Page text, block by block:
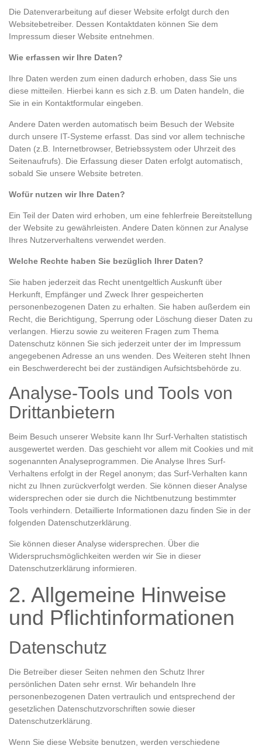
Die Datenverarbeitung auf dieser Website erfolgt durch den
Websitebetreiber. Dessen Kontaktdaten können Sie dem
Impressum dieser Website entnehmen.
Wie erfassen wir Ihre Daten?
Ihre Daten werden zum einen dadurch erhoben, dass Sie uns
diese mitteilen. Hierbei kann es sich z.B. um Daten handeln, die
Sie in ein Kontaktformular eingeben.
Andere Daten werden automatisch beim Besuch der Website
durch unsere IT-Systeme erfasst. Das sind vor allem technische
Daten (z.B. Internetbrowser, Betriebssystem oder Uhrzeit des
Seitenaufrufs). Die Erfassung dieser Daten erfolgt automatisch,
sobald Sie unsere Website betreten.
Wofür nutzen wir Ihre Daten?
Ein Teil der Daten wird erhoben, um eine fehlerfreie Bereitstellung
der Website zu gewährleisten. Andere Daten können zur Analyse
Ihres Nutzerverhaltens verwendet werden.
Welche Rechte haben Sie bezüglich Ihrer Daten?
Sie haben jederzeit das Recht unentgeltlich Auskunft über
Herkunft, Empfänger und Zweck Ihrer gespeicherten
personenbezogenen Daten zu erhalten. Sie haben außerdem ein
Recht, die Berichtigung, Sperrung oder Löschung dieser Daten zu
verlangen. Hierzu sowie zu weiteren Fragen zum Thema
Datenschutz können Sie sich jederzeit unter der im Impressum
angegebenen Adresse an uns wenden. Des Weiteren steht Ihnen
ein Beschwerderecht bei der zuständigen Aufsichtsbehörde zu.
Analyse-Tools und Tools von
Drittanbietern
Beim Besuch unserer Website kann Ihr Surf-Verhalten statistisch
ausgewertet werden. Das geschieht vor allem mit Cookies und mit
sogenannten Analyseprogrammen. Die Analyse Ihres Surf-
Verhaltens erfolgt in der Regel anonym; das Surf-Verhalten kann
nicht zu Ihnen zurückverfolgt werden. Sie können dieser Analyse
widersprechen oder sie durch die Nichtbenutzung bestimmter
Tools verhindern. Detaillierte Informationen dazu finden Sie in der
folgenden Datenschutzerklärung.
Sie können dieser Analyse widersprechen. Über die
Widerspruchsmöglichkeiten werden wir Sie in dieser
Datenschutzerklärung informieren.
2. Allgemeine Hinweise
und Pflichtinformationen
Datenschutz
Die Betreiber dieser Seiten nehmen den Schutz Ihrer
persönlichen Daten sehr ernst. Wir behandeln Ihre
personenbezogenen Daten vertraulich und entsprechend der
gesetzlichen Datenschutzvorschriften sowie dieser
Datenschutzerklärung.
Wenn Sie diese Website benutzen, werden verschiedene